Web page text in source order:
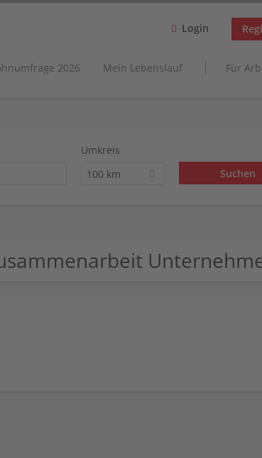
Login
2026 Mein Lebenslauf Für
Umkreis
100 km